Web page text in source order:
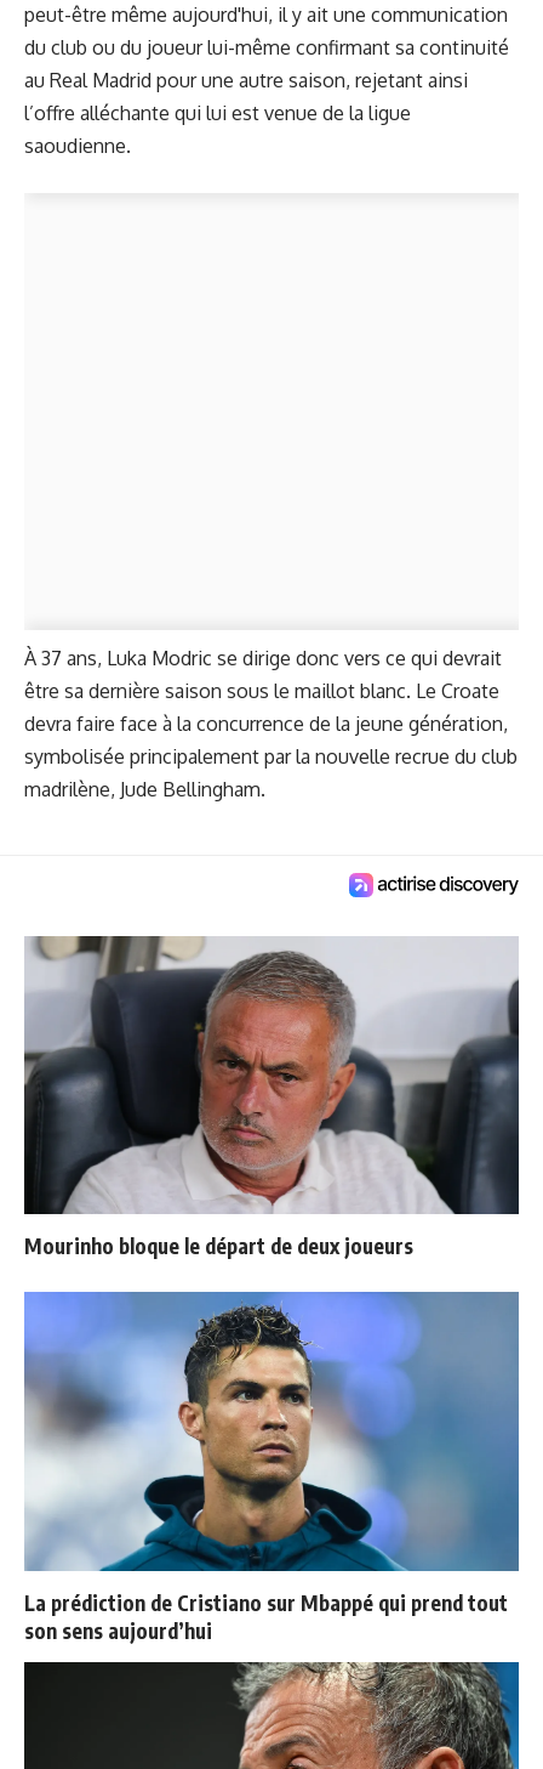
peut-être même aujourd'hui, il y ait une communication
du club ou du joueur lui-même confirmant sa continuité
au Real Madrid pour une autre saison, rejetant ainsi
l’offre alléchante qui lui est venue de la ligue
saoudienne.
À 37 ans, Luka Modric se dirige donc vers ce qui devrait
être sa dernière saison sous le maillot blanc. Le Croate
devra faire face à la concurrence de la jeune génération,
symbolisée principalement par la nouvelle recrue du club
madrilène, Jude Bellingham.
Mourinho bloque le départ de deux joueurs
La prédiction de Cristiano sur Mbappé qui prend tout
son sens aujourd’hui